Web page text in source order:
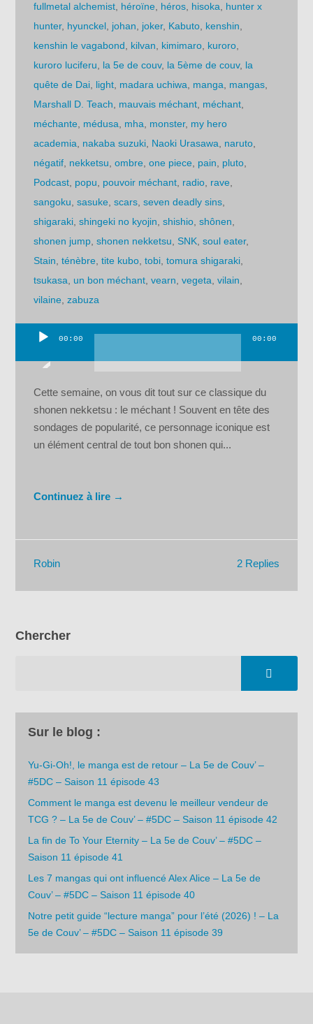
fullmetal alchemist héroïne héros hisoka
hunter x
hunter, hyunckel johan joker, Kabuto kenshin
kenshin le vagabond
kilvan kimimaro kuroro
kuroro luciferu
la 5e de couv, la 5ème de couv, la
quête de Dai light madara uchiwa manga mangas
Marshall D. Teach
mauvais méchant méchant
méchante médusa mha monster, my hero
academia
nakaba suzuki Naoki Urasawa naruto
négatif nekketsu ,ombre ,one piece pain pluto
Podcast popu pouvoir méchant radio rave
sangoku ,sasuke ,scars ,seven deadly sins
shigaraki ,shingeki no kyojin ,shishio ,shônen
shonen jump ,shonen nekketsu ,SNK ,soul eater,
Stain ,ténèbre ,tite kubo ,tobi ,tomura shigaraki
tsukasa
un bon méchant ,vearn ,vegeta ,vilain
vilaine ,zabuza
00:00 00:00
Cette semaine, on vous dit tout sur ce classique du
shonen nekketsu : le méchant ! Souvent en tête des
sondages de popularité, ce personnage iconique est
un élément central de tout bon shonen qui...
Continuez à lire →
2 Replies
Robin
Chercher
Sur le blog :
Yu-Gi-Oh!, le manga est de retour – La 5e de Couv’ –
#5DC – Saison 11 épisode 43
Comment le manga est devenu le meilleur vendeur de
TCG ? – La 5e de Couv’ – #5DC – Saison 11 épisode 42
La fin de To Your Eternity – La 5e de Couv’ – #5DC –
Saison 11 épisode 41
Les 7 mangas qui ont influencé Alex Alice – La 5e de
Couv’ – #5DC – Saison 11 épisode 40
Notre petit guide “lecture manga” pour l’été (2026) ! – La
5e de Couv’ – #5DC – Saison 11 épisode 39